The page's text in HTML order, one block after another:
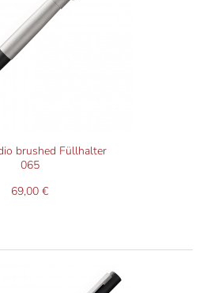
brushed Füllhalter
065
69,00 €